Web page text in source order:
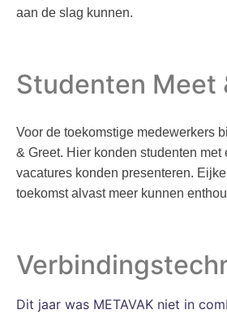
aan de slag kunnen.
Studenten Meet
Voor de toekomstige medewerkers
& Greet. Hier konden studenten met
vacatures konden presenteren.
toekomst alvast meer kunnen
Dit jaar was METAVAK niet in